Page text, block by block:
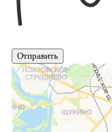
Отправить
Москва
Яндекс.Карты — транспорт,